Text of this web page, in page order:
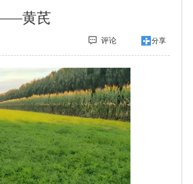
黄芪
评论 分享